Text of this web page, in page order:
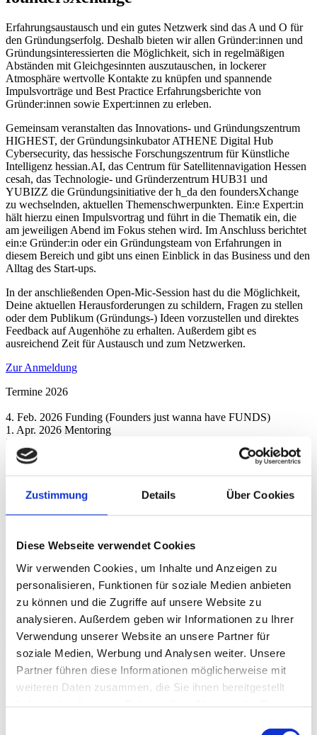
Zustimmung Details Über Cookies
Diese Webseite verwendet Cookies
Wir verwenden Cookies, um Inhalte und Anzeigen zu
personalisieren, Funktionen für soziale Medien anbieten
zu können und die Zugriffe auf unsere Website zu
analysieren. Außerdem geben wir Informationen zu Ihrer
Verwendung unserer Website an unsere Partner für
soziale Medien, Werbung und Analysen weiter. Unsere
Partner führen diese Informationen möglicherweise mit
weiteren Daten zusammen, die Sie ihnen bereitgestellt
Erfahrungsaustausch und ein gutes Netzwerk sind das A und O für
den Gründungserfolg. Deshalb bieten wir allen Gründer:innen und
Gründungsinteressierten die Möglichkeit, sich in regelmäßigen
Abständen mit Gleichgesinnten auszutauschen, in lockerer
Atmosphäre wertvolle Kontakte zu knüpfen und spannende
Impulsvorträge und Best Practice Erfahrungsberichte von
Gründer:innen sowie Expert:innen zu erleben.
Gemeinsam veranstalten das Innovations- und Gründungszentrum
HIGHEST, der Gründungsinkubator ATHENE Digital Hub
Cybersecurity, das hessische Forschungszentrum für Künstliche
Intelligenz hessian.AI, das Centrum für Satellitennavigation Hessen
cesah, das Technologie- und Gründerzentrum HUB31 und
YUBIZZ die Gründungsinitiative der h_da den foundersXchange
zu wechselnden, aktuellen Themenschwerpunkten. Ein:e Expert:in
hält hierzu einen Impulsvortrag und führt in die Thematik ein, die
am jeweiligen Abend im Fokus stehen wird. Im Anschluss berichtet
ein:e Gründer:in oder ein Gründungsteam von Erfahrungen in
diesem Bereich und gibt uns einen Einblick in das Business und den
Alltag des Start-ups.
In der anschließenden Open-Mic-Session hast du die Möglichkeit,
Deine aktuellen Herausforderungen zu schildern, Fragen zu stellen
oder dem Publikum (Gründungs-) Ideen vorzustellen und direktes
Feedback auf Augenhöhe zu erhalten. Außerdem gibt es
ausreichend Zeit für Austausch und zum Netzwerken.
Zur Anmeldung
Termine 2026
4. Feb. 2026 Funding (Founders just wanna have FUNDS)
1. Apr. 2026 Mentoring
3. Juni 2026 Produktdesign
12. Aug. 2026 Sommerfest
7. Okt. 2026 How to Netzwerken
August 2024
Yasemin beim Moderieren. Foto: CESAH Sascha Heisig
Foto: CESAH Sascha Heisig